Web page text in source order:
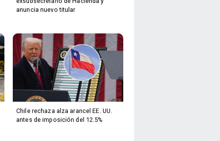
anuncia nuevo titular
Chile rechaza alza arancel EE. UU.
antes de imposición del 12.5%